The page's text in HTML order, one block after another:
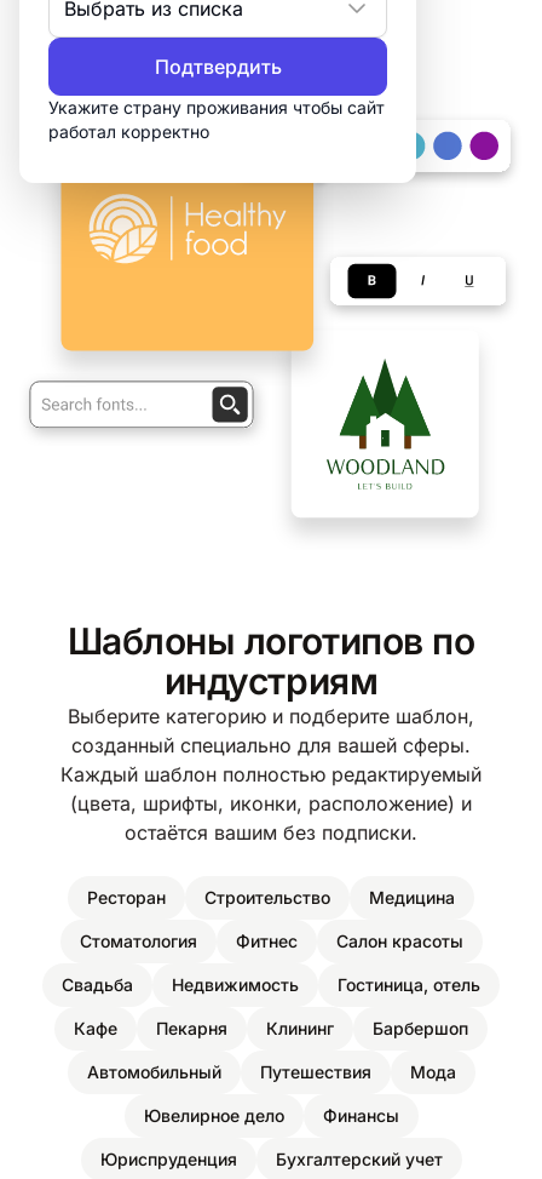
Выбрать из списка
Подтвердить
Укажите страну проживания чтобы сайт
работал корректно
Шаблоны логотипов по
индустриям
Выберите категорию и подберите шаблон,
созданный специально для вашей сферы.
Каждый шаблон полностью редактируемый
(цвета, шрифты, иконки, расположение) и
остаётся вашим без подписки.
Ресторан Строительство Медицина
Стоматология Фитнес Салон красоты
Свадьба Недвижимость Гостиница, отель
Кафе Пекарня Клининг Барбершоп
Автомобильный Путешествия Мода
Ювелирное дело Финансы
Юриспруденция Бухгалтерский учет